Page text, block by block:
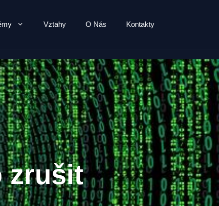
Vztahy O Nás Kontakty
zrušit